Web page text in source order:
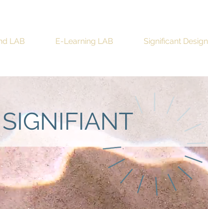
LAB E-Learning LAB Significant Design